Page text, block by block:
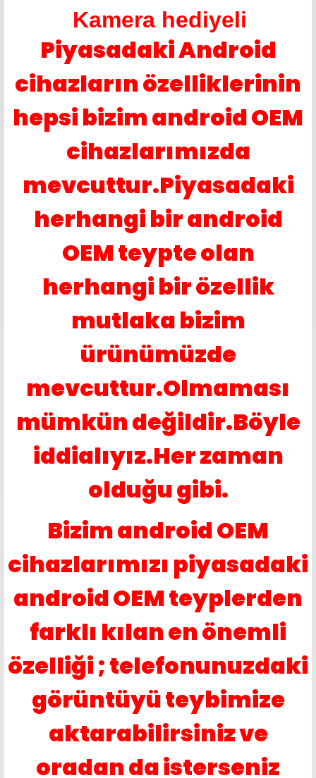
Kamera hediyeli
Piyasadaki Android
cihazların özelliklerinin
hepsi bizim android OEM
cihazlarımızda
mevcuttur.Piyasadaki
herhangi bir android
OEM teypte olan
herhangi bir özellik
mutlaka bizim
ürünümüzde
mevcuttur.Olmaması
mümkün değildir.Böyle
iddialıyız.Her zaman
olduğu gibi.
Bizim android OEM
cihazlarımızı piyasadaki
android OEM teyplerden
farklı kılan en önemli
özelliği ; telefonunuzdaki
görüntüyü teybimize
aktarabilirsiniz ve
oradan da isterseniz